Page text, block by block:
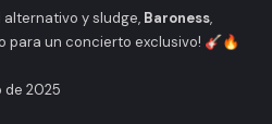
alternativo y sludge, Baroness,
para un concierto exclusivo! 🎸🔥
de 2025